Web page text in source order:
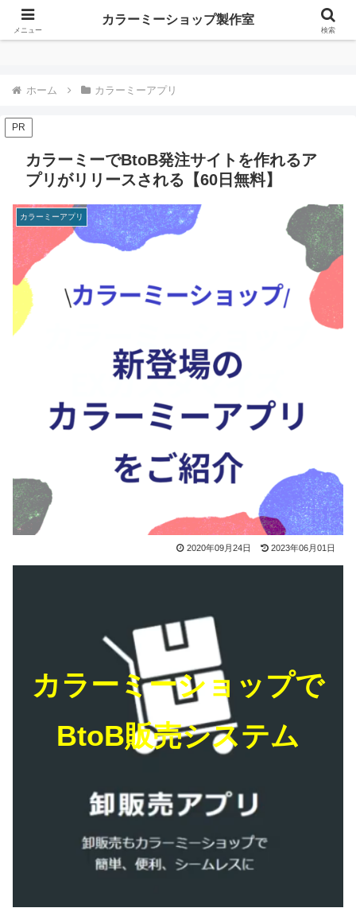
カラーミーショップ製作室
ホーム カラーミーアプリ
PR
カラーミーでBtoB発注サイトを作れるア
プリがリリースされる【60日無料】
カラーミーアプリ
2020年09月24日 2023年06月01日
カラーミーショップで
BtoB販売システム
メニュー
カラーミーショップ製作室
検索